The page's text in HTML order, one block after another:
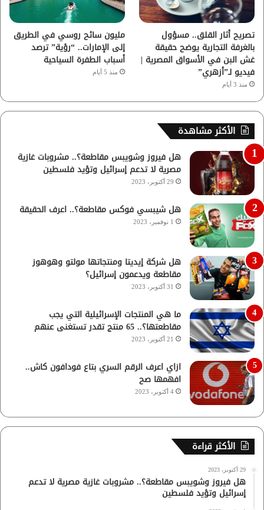
تصريح أثار القلق.. مسؤول
بالغرفة التجارية يوضح حقيقة
غش البن في الأسواق المصرية |
فيديو لـ”أزهري”
منذ 3 أيام
مليون سائح روسي في الطريق
إلى الإمارات.. “رؤية” ترصد
أسباب الطفرة السياحية
منذ 5 أيام
الأكثر مشاهدة
هل فيروز وشويبس مقاطعة؟.. مشروبات غازية
مصرية لا تدعم إسرائيل وتؤيد فلسطين
29 أكتوبر، 2023
هل شيبسي فوكس مقاطعة؟.. اعرف الحقيقة
1 نوفمبر، 2023
هل شركة إيديتا ومنتجاتها مولتو وهوهوز
مقاطعة ويدعمون إسرائيل؟
31 أكتوبر، 2023
ما هي المنتجات الإسرائيلية التي يجب
مقاطعتها؟.. 65 منتج تقدر تستغنى عنهم
21 أكتوبر، 2023
ازاي اعرف الرقم السري بتاع فودافون كاش..
افهمها صح
4 أكتوبر، 2023
الأكثر قراءة
29 أكتوبر، 2023
هل فيروز وشويبس مقاطعة؟.. مشروبات غازية مصرية لا تدعم
إسرائيل وتؤيد فلسطين